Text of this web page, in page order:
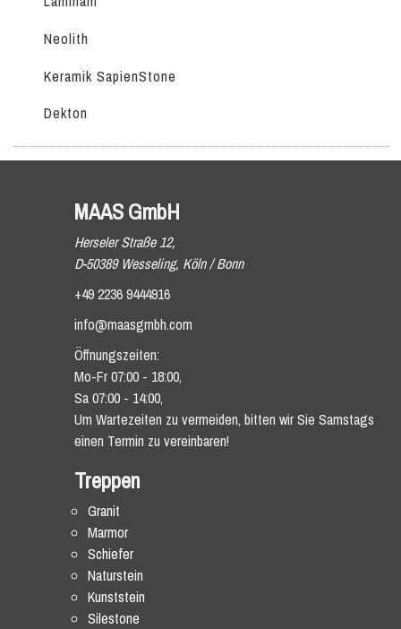
Neolith
Keramik SapienStone
Dekton
MAAS GmbH
Herseler Straße 12,
D-50389 Wesseling, Köln / Bonn
+49 2236 9444916
info@maasgmbh.com
Öffnungszeiten:
Mo-Fr 07:00 - 18:00,
Sa 07:00 - 14:00,
Um Wartezeiten zu vermeiden, bitten wir Sie Samstags
einen Termin zu vereinbaren!
Treppen
Granit
Marmor
Schiefer
Naturstein
Kunststein
Silestone